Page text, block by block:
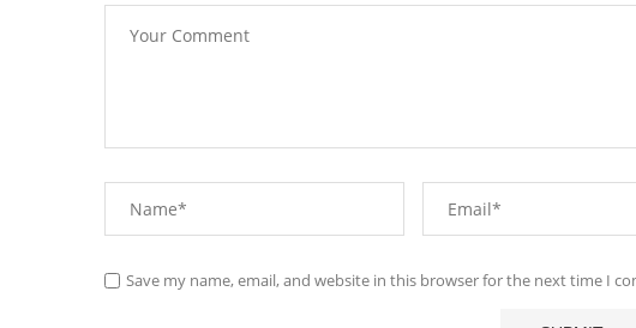
Save my name, email, and website in this browser for the next time I